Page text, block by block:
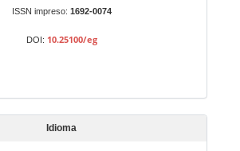
ISSN impreso: 1692-0074
DOI: 10.25100/eg
Idioma